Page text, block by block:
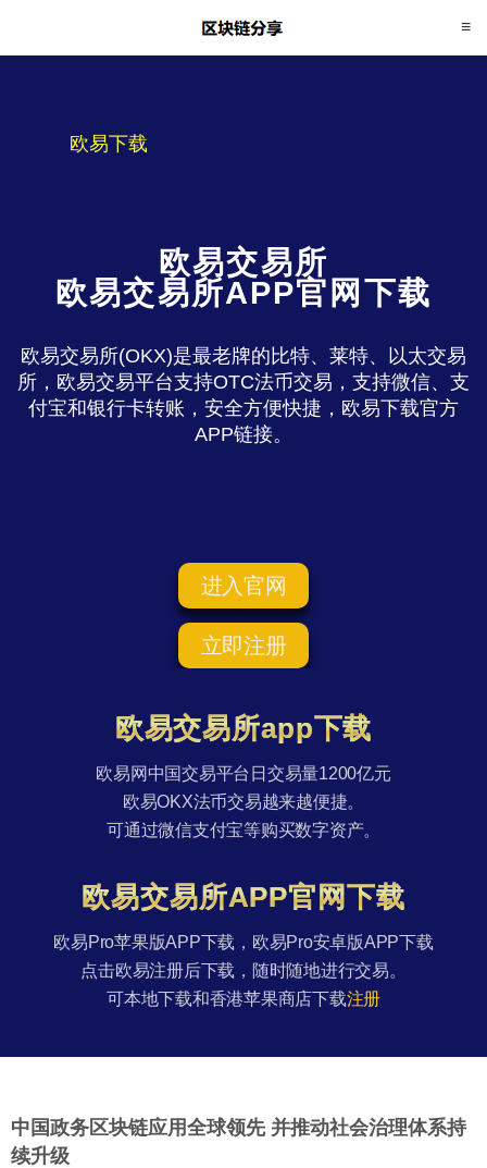
欧易下载
欧易交易所
欧易交易所APP官网下载
欧易交易所(OKX)是最老牌的比特、莱特、以太交易
所，欧易交易平台支持OTC法币交易，支持微信、支
付宝和银行卡转账，安全方便快捷，欧易下载官方
APP链接。
进入官网
立即注册
欧易交易所app下载
欧易网中国交易平台日交易量1200亿元
欧易OKX法币交易越来越便捷。
可通过微信支付宝等购买数字资产。
欧易交易所APP官网下载
欧易Pro苹果版APP下载，欧易Pro安卓版APP下载
点击欧易注册后下载，随时随地进行交易。
可本地下载和香港苹果商店下载注册
中国政务区块链应用全球领先 并推动社会治理体系持
续升级